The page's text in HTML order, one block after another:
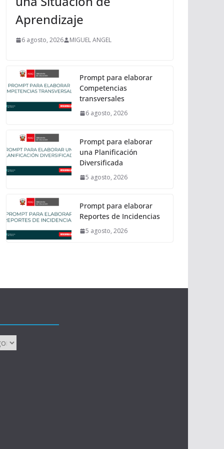
Aprendizaje
6 agosto, 2026 MIGUEL ANGEL
Prompt para elaborar
Competencias
transversales
6 agosto, 2026
Prompt para elaborar
una Planificación
Diversificada
5 agosto, 2026
Prompt para elaborar
Reportes de Incidencias
5 agosto, 2026